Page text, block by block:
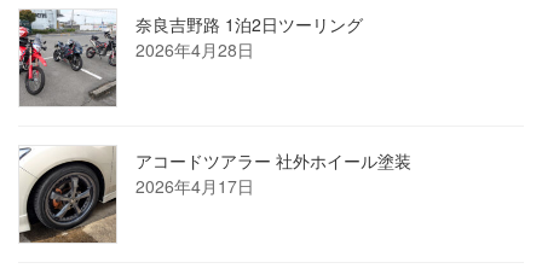
奈良吉野路 1泊2日ツーリング
2026年4月28日
アコードツアラー 社外ホイール塗装
2026年4月17日